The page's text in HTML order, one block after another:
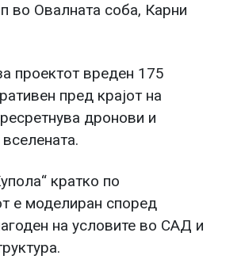
во Овалната соба, Карни
проектот вреден 175
пред крајот на
дронови и
кратко по
е моделиран според
на условите во САД и